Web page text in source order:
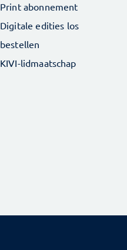
Print abonnement
Digitale edities los
bestellen
KIVI-lidmaatschap